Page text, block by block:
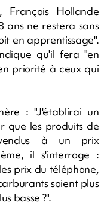
François Hollande
ans ne restera sans
en apprentissage".
qu'il fera "en
priorité à ceux qui
: "J'établirai un
que les produits de
à un prix
il s'interroge :
prix du téléphone,
soient plus
basse ?".